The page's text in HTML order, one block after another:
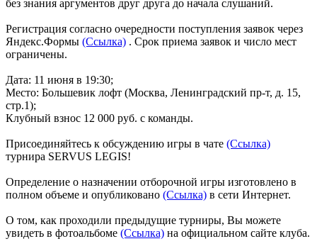
без знания аргументов друг друга до начала слушаний.
Регистрация согласно очередности поступления заявок через
Яндекс.Формы (Ссылка) . Срок приема заявок и число мест
ограничены.
Дата: 11 июня в 19:30;
Место: Большевик лофт (Москва, Ленинградский пр-т, д. 15,
стр.1);
Клубный взнос 12 000 руб. с команды.
Присоединяйтесь к обсуждению игры в чате (Ссылка)
турнира SERVUS LEGIS!
Определение о назначении отборочной игры изготовлено в
полном объеме и опубликовано (Ссылка) в сети Интернет.
О том, как проходили предыдущие турниры, Вы можете
увидеть в фотоальбоме (Ссылка) на официальном сайте клуба.